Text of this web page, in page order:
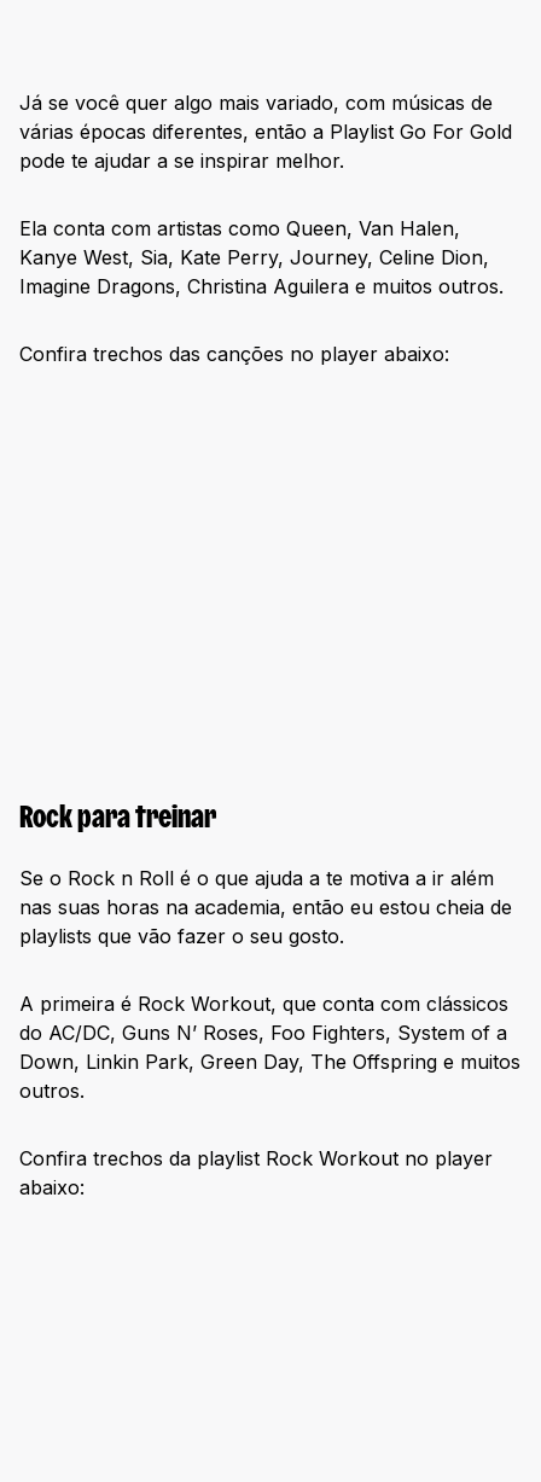
Já se você quer algo mais variado, com músicas de
várias épocas diferentes, então a Playlist Go For Gold
pode te ajudar a se inspirar melhor.
Ela conta com artistas como Queen, Van Halen,
Kanye West, Sia, Kate Perry, Journey, Celine Dion,
Imagine Dragons, Christina Aguilera e muitos outros.
Confira trechos das canções no player abaixo:
Rock para treinar
Se o Rock n Roll é o que ajuda a te motiva a ir além
nas suas horas na academia, então eu estou cheia de
playlists que vão fazer o seu gosto.
A primeira é Rock Workout, que conta com clássicos
do AC/DC, Guns N’ Roses, Foo Fighters, System of a
Down, Linkin Park, Green Day, The Offspring e muitos
outros.
Confira trechos da playlist Rock Workout no player
abaixo: